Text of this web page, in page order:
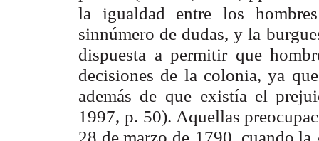
la igualdad entre los
sinnúmero de dudas, y la
dispuesta a permitir que
decisiones de la colonia, ya que
además de que existía el
1997, p. 50). Aquellas
28 de marzo de 1790, cuando la